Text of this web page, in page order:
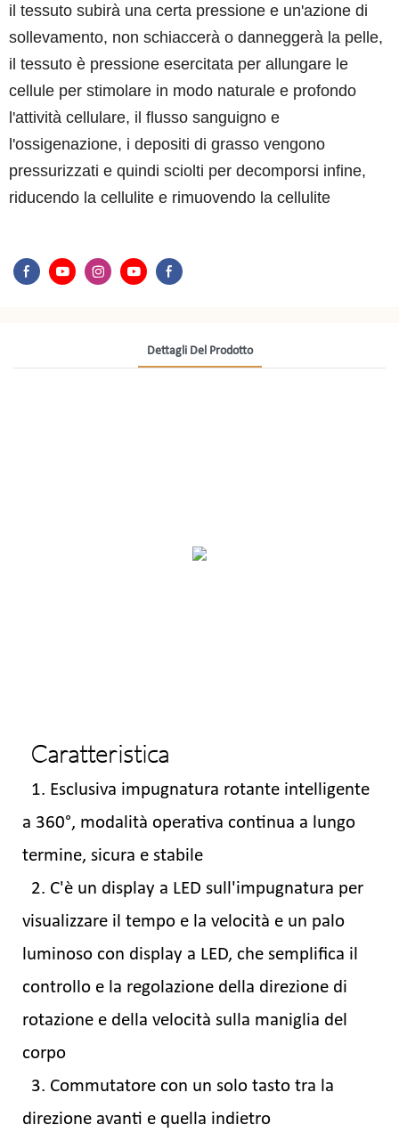
il tessuto subirà una certa pressione e un'azione di
sollevamento, non schiaccerà o danneggerà la pelle,
il tessuto è pressione esercitata per allungare le
cellule per stimolare in modo naturale e profondo
l'attività cellulare, il flusso sanguigno e
l'ossigenazione, i depositi di grasso vengono
pressurizzati e quindi sciolti per decomporsi infine,
riducendo la cellulite e rimuovendo la cellulite
Dettagli Del Prodotto
Caratteristica
1. Esclusiva impugnatura rotante intelligente
a 360°, modalità operativa continua a lungo
termine, sicura e stabile
2. C'è un display a LED sull'impugnatura per
visualizzare il tempo e la velocità e un palo
luminoso con display a LED, che semplifica il
controllo e la regolazione della direzione di
rotazione e della velocità sulla maniglia del
corpo
3. Commutatore con un solo tasto tra la
direzione avanti e quella indietro